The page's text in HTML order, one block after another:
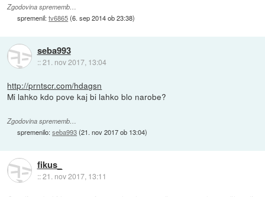
Zgodovina sprememb…
spremenil:tv6865(6. sep 2014 ob 23:38)
seba993
::21. nov 2017, 13:04
http://prntscr.com/hdagsn
Mi lahko kdo pove kaj bi lahko blo narobe?
Zgodovina sprememb…
spremenilo:seba993(21. nov 2017 ob 13:04)
fikus_
::21. nov 2017, 13:11